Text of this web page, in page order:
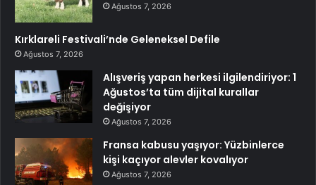
Ağustos 7, 2026
Kırklareli Festivali’nde Geleneksel Defile
Ağustos 7, 2026
Alışveriş yapan herkesi ilgilendiriyor: 1
Ağustos’ta tüm dijital kurallar
değişiyor
Ağustos 7, 2026
Fransa kabusu yaşıyor: Yüzbinlerce
kişi kaçıyor alevler kovalıyor
Ağustos 7, 2026